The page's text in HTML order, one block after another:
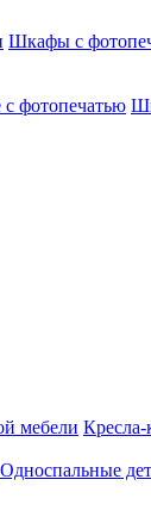
Шкафы с
фотопечатью
мебели Кресла-
Односпальные